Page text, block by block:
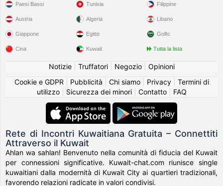
Paesi Bassi
Austria
Giappone
Cina
Tunisia
Algeria
Egitto
Kuwait
Filippine
Libano
Golfo
Tutta la lista
Notizie| Truffatori| Negozio| Opinioni
Cookie e GDPR
Pubblicità Chi siamo| Privacy| Termini di
utilizzo| Sicurezza dei minori| Contatto| FAQ
Rete di Incontri Kuwaitiana Gratuita – Connettiti
Attraverso il Kuwait
Ahlan wa sahlan! Benvenuto nella comunità di fiducia del Kuwait
per connessioni significative. Kuwait-chat.com riunisce single
kuwaitiani dalla modernità di Kuwait City ai quartieri tradizionali,
favorendo relazioni radicate in valori condivisi.